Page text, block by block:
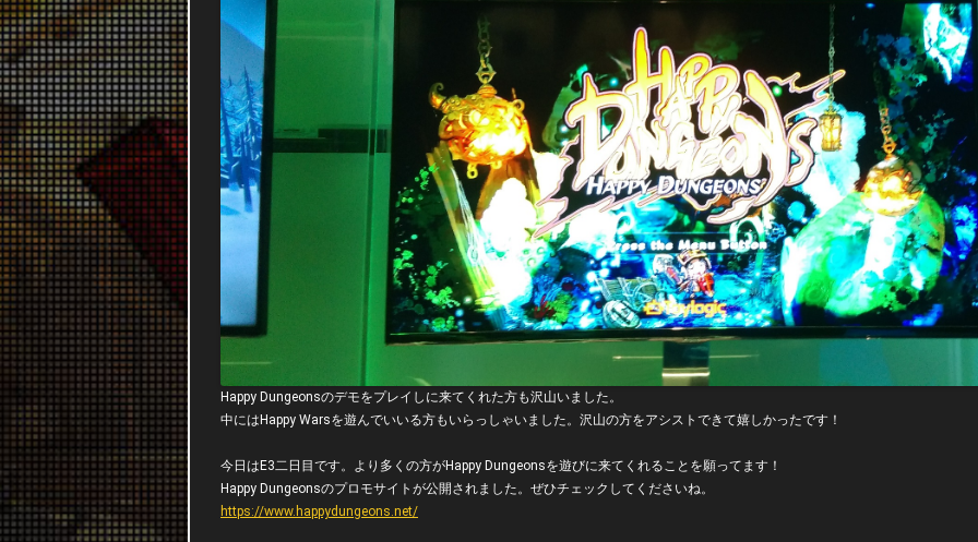
Happy Dungeonsのデモをプレイしに来てくれた方も沢山いました。
中にはHappy Warsを遊んでいいる方もいらっしゃいました。沢山の方をアシストできて嬉しかったです！
今日はE3二日目です。より多くの方がHappy Dungeonsを遊びに来てくれることを願ってます！
Happy Dungeonsのプロモサイトが公開されました。ぜひチェックしてくださいね。
https://www.happydungeons.net/